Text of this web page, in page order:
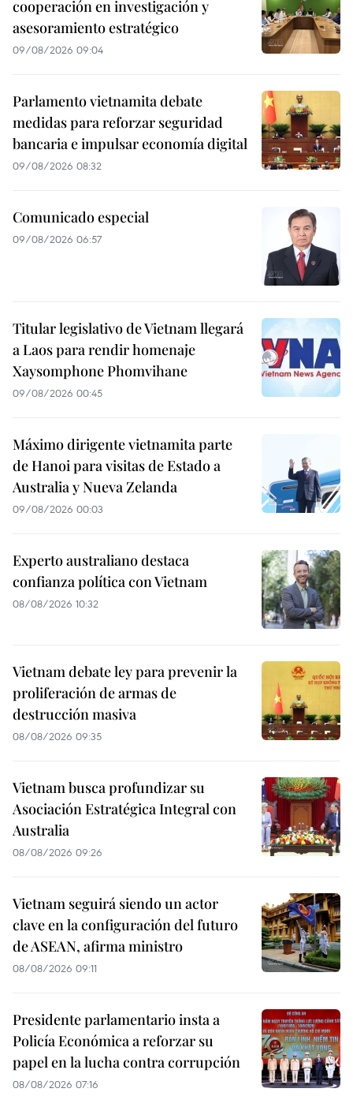
cooperación en investigación y
asesoramiento estratégico
09/08/2026 09:04
Parlamento vietnamita debate
medidas para reforzar seguridad
bancaria e impulsar economía digital
09/08/2026 08:32
Comunicado especial
09/08/2026 06:57
Titular legislativo de Vietnam llegará
a Laos para rendir homenaje
Xaysomphone Phomvihane
09/08/2026 00:45
Máximo dirigente vietnamita parte
de Hanoi para visitas de Estado a
Australia y Nueva Zelanda
09/08/2026 00:03
Experto australiano destaca
confianza política con Vietnam
08/08/2026 10:32
Vietnam debate ley para prevenir la
proliferación de armas de
destrucción masiva
08/08/2026 09:35
Vietnam busca profundizar su
Asociación Estratégica Integral con
Australia
08/08/2026 09:26
Vietnam seguirá siendo un actor
clave en la configuración del futuro
de ASEAN, afirma ministro
08/08/2026 09:11
Presidente parlamentario insta a
Policía Económica a reforzar su
papel en la lucha contra corrupción
08/08/2026 07:16